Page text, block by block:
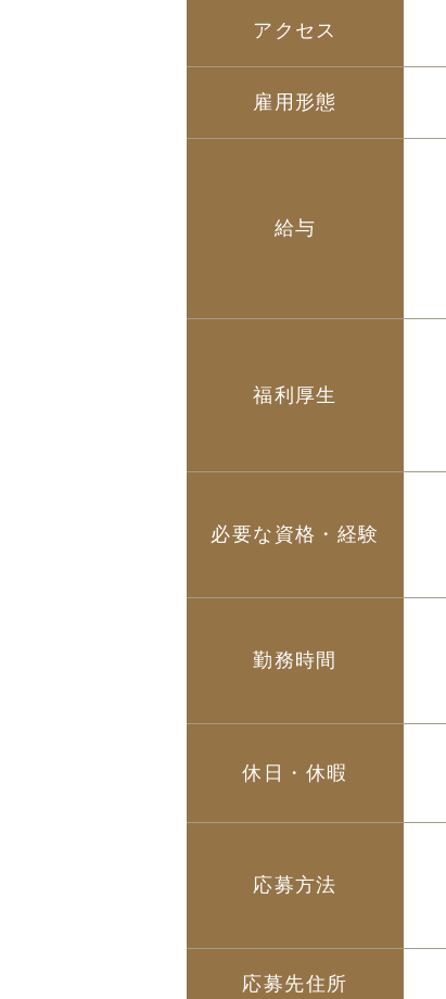
アクセス
雇用形態
給与
福利厚生
必要な資格・経験
勤務時間
休日・休暇
応募方法
応募先住所